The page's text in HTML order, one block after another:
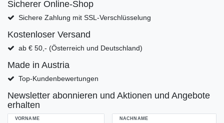
Sicherer Online-Shop
Sichere Zahlung mit SSL-Verschlüsselung
Kostenloser Versand
ab € 50,- (Österreich und Deutschland)
Made in Austria
Top-Kundenbewertungen
Newsletter abonnieren und Aktionen und Angebote
erhalten
VORNAME NACHNAME